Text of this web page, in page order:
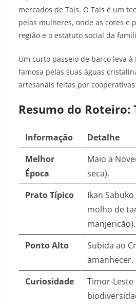
mercados de Tais. O Tais é um
pelas mulheres, onde as cores e
região e o estatuto social da
Um curto passeio de barco leva à
famosa pelas suas águas
artesanais feitas por
Resumo do Roteiro:
Informação
Detalhe
Melhor
Época
Maio a
seca).
Prato Típico
Ikan
molho de
manjericão).
Ponto Alto
Subida ao
amanhecer.
Curiosidade
Timor-